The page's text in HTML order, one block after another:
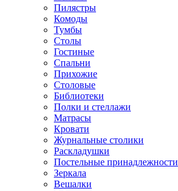
Пилястры
Комоды
Тумбы
Столы
Гостиные
Спальни
Прихожие
Столовые
Библиотеки
Полки и стеллажи
Матрасы
Кровати
Журнальные столики
Раскладушки
Постельные принадлежности
Зеркала
Вешалки